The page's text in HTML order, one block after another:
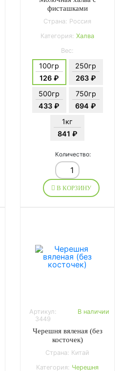
фисташками
Страна: Россия
Категория: Халва
Вес:
100гр
126 ₽
250гр
263 ₽
500гр
433 ₽
750гр
694 ₽
1кг
841 ₽
Количество:
В КОРЗИНУ
Артикул:
3449
В наличии
Черешня вяленая (без
косточек)
Страна: Китай
Категория: Черешня